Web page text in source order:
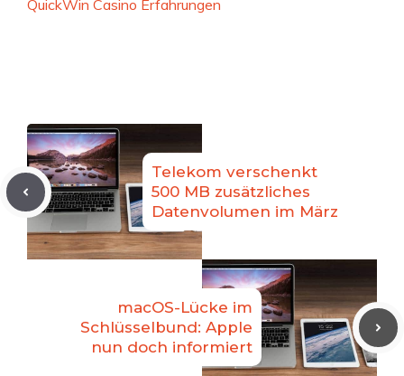
QuickWin Casino Erfahrungen
Telekom verschenkt
500 MB zusätzliches
Datenvolumen im März
macOS-Lücke im
Schlüsselbund: Apple
nun doch informiert